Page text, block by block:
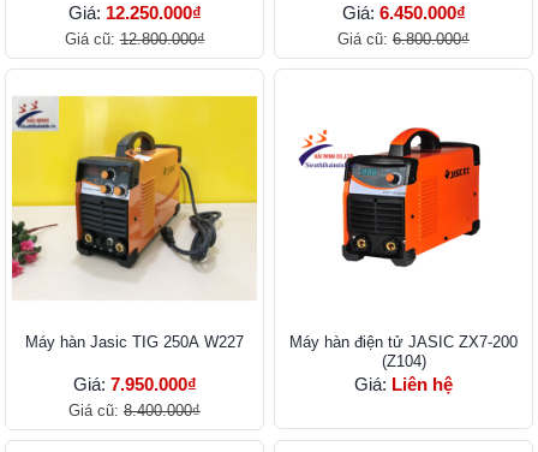
Giá: 12.250.000₫
Giá cũ:12.800.000₫
Giá: 6.450.000₫
Giá cũ: 6.800.000₫
Máy hàn Jasic TIG 250A W227
Giá: 7.950.000₫
Giá cũ: 8.400.000₫
Máy hàn điện tử JASIC ZX7-200
(Z104)
Giá: Liên hệ